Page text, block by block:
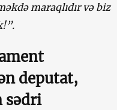
maraqlıdır və biz
deputat,
sədri